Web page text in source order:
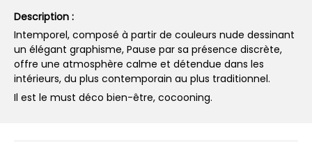
Description :
Intemporel, composé à partir de couleurs nude dessinant
un élégant graphisme, Pause par sa présence discrète,
offre une atmosphère calme et détendue dans les
intérieurs, du plus contemporain au plus traditionnel.
Il est le must déco bien-être, cocooning.